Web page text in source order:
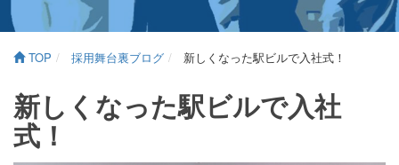
TOP 採用舞台裏ブログ 新しくなった駅ビルで入社式！
新しくなった駅ビルで入社
式！